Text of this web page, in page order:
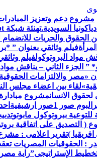
مشروع دعم وتعزيز المبادرات
السويدية.
الحقوق والحريات للانضمام
فيلم وثائقي بعنوان ”
مواد البروتوكولفيلم
” الجزء الثاني – يناقش مواد
«مصر والالتزامات
لقاء بين اعضاء مجلس
الانسانمشروع
البوم صور 1 صور ارشيفية
ببروتوكول مابوتو
( التصديق على اتفاقية
)تقرير اعلامى :
: الحقوقيات المصريات
الإستراتيجى”راية